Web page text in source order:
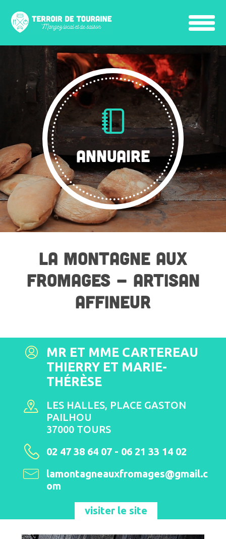
ANNUAIRE
LA MONTAGNE AUX
FROMAGES - ARTISAN
AFFINEUR
MR ET MME CARTEREAU
THIERRY ET MARIE-
THÉRÈSE
LES HALLES, PLACE GASTON
PAILHOU
37000 TOURS
02 47 38 64 07 - 06 21 33 14 02
lamontagneauxfromages@gmail.c
om
visiter le site